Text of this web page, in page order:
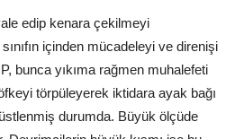
edip kenara çekilmeyi
içinden mücadeleyi ve direnişi
bunca yıkıma rağmen muhalefeti
törpüleyerek iktidara ayak bağı
durumda. Büyük ölçüde